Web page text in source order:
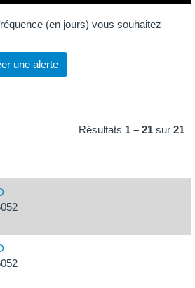
(en jours) vous souhaitez
une alerte
Résultats 1 – 21 sur 21